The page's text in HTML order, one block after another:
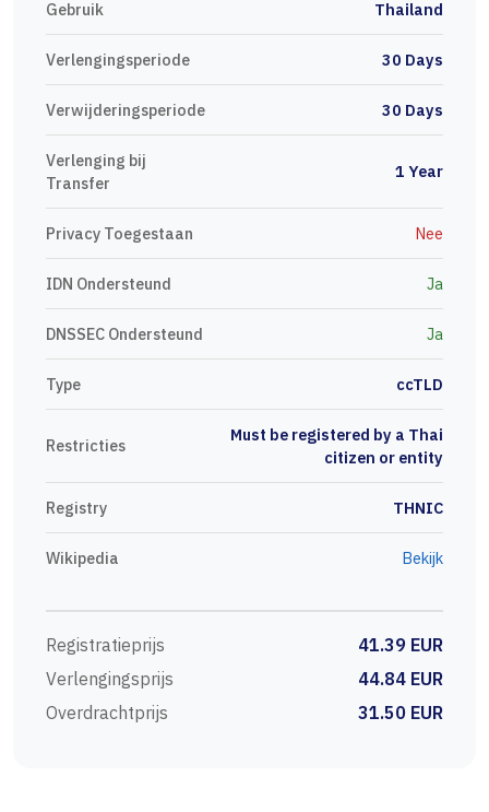
Gebruik Thailand
Verlengingsperiode 30 Days
Verwijderingsperiode 30 Days
Verlenging bij
Transfer
1 Year
Privacy Toegestaan Nee
IDN Ondersteund Ja
DNSSEC Ondersteund Ja
Type ccTLD
Restricties
Must be registered by a Thai
citizen or entity
Registry THNIC
Wikipedia Bekijk
Registratieprijs
41.39 EUR
Verlengingsprijs
44.84 EUR
Overdrachtprijs
31.50 EUR